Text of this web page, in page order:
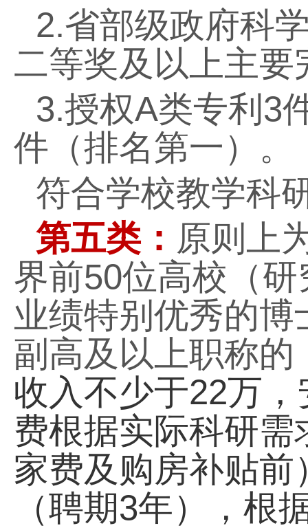
2.省部级政府科
二等奖及以上主
3.授权A类专利 3
件（排名第一）。
符合学校教学科
第五类： 原则上
界前50位高校（
业绩特别优秀的
副高及以上职称的
收入不少于22万，
费根据实际科研
家费及购房补贴
（聘期3年），根